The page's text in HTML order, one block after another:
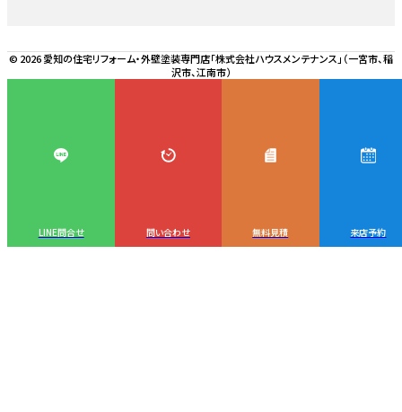
© 2026 愛知の住宅リフォーム・外壁塗装専門店「株式会社ハウスメンテナンス」（一宮市、稲
沢市、江南市）
LINE問合せ 問い合わせ 無料見積 来店予約